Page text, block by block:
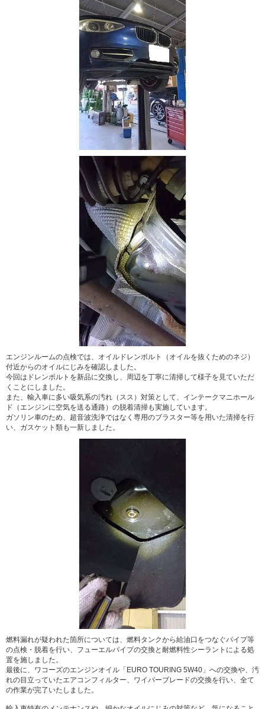
エンジンルームの点検では、オイルドレンボルト（オイルを抜くためのネジ）
付近からのオイルにじみを確認しました。
今回はドレンボルトを新品に交換し、周辺を丁寧に清掃して様子を見ていただ
くことにしました。
また、輸入車に多い吸気系の汚れ（スス）対策として、インテークマニホール
ド（エンジンに空気を送る通路）の脱着清掃も実施しています。
ガソリン車のため、超音波洗浄ではなく専用のブラスター等を用いた清掃を行
い、ガスケット類も一新しました。
燃料漏れが疑われた箇所については、燃料タンクから給油口をつなぐパイプ等
の点検・脱着を行い、フューエルパイプの交換と耐燃料性シーラントによる処
置を施しました。
最後に、ワコーズのエンジンオイル「EURO TOURING 5W40」への交換や、汚
れの目立っていたエアコンフィルター、ワイパーブレードの交換を行い、全て
の作業が完了いたしました。